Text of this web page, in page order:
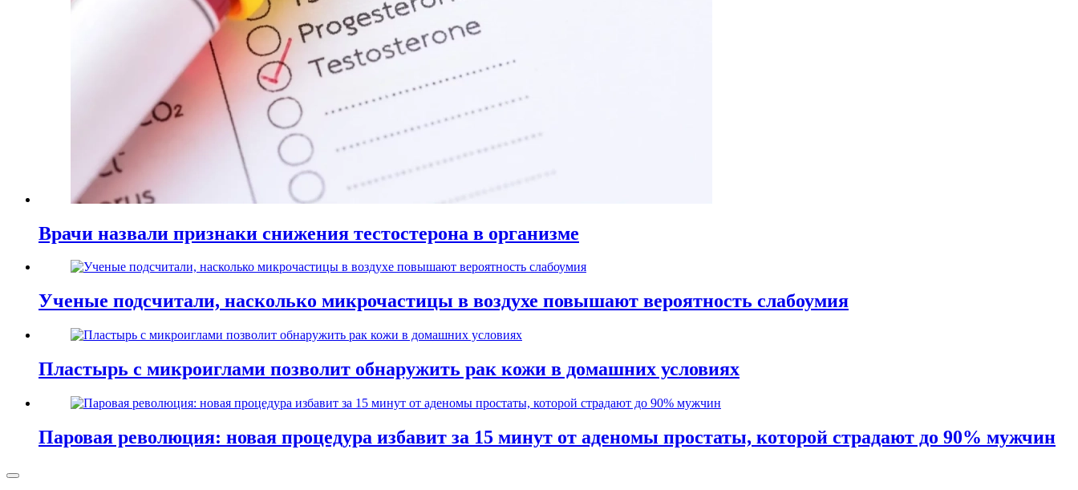
Врачи назвали признаки снижения тестостерона в организме
Ученые подсчитали, насколько микрочастицы в воздухе повышают вероятность слабоумия
Пластырь с микроиглами позволит обнаружить рак кожи в домашних условиях
Паровая революция: новая процедура избавит за 15 минут от аденомы простаты, которой страдают до 90% мужчин